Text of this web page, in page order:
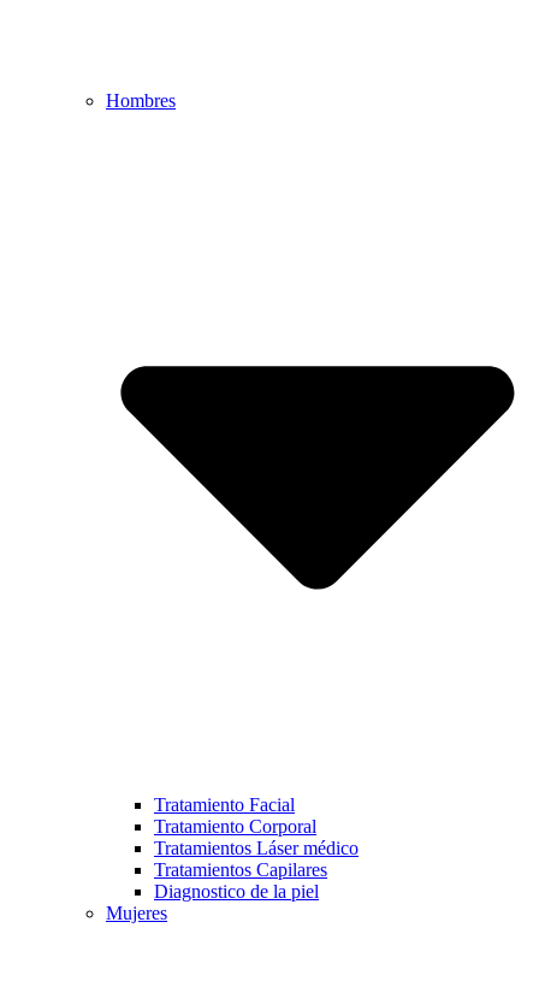
Hombres
Tratamiento Facial
Tratamiento Corporal
Tratamientos Láser médico
Tratamientos Capilares
Diagnostico de la piel
Mujeres